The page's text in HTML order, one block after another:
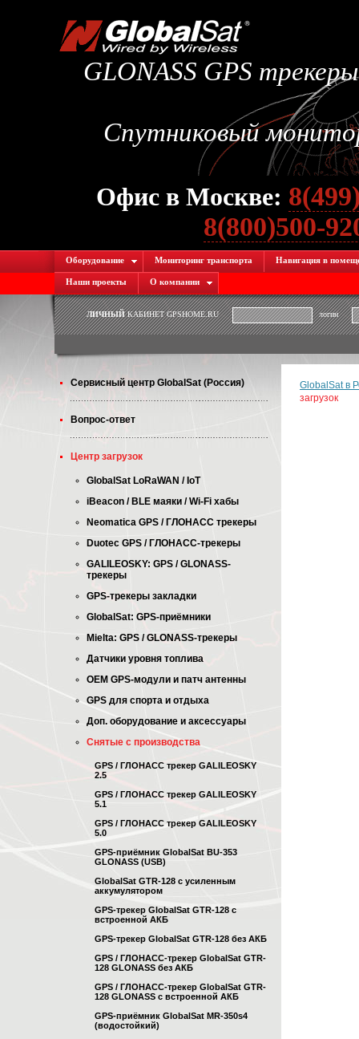
GLONASS GPS
Спутниковый
Офис в Москве:
8(800)500-
Оборудование Мониторинг транспорта Навигация в
Наши проекты О компании
ЛИЧНЫЙКАБИНЕТ GPSHOME.RU логин
Cервисный центр GlobalSat (Россия)
Вопрос-ответ
Центр загрузок
GlobalSat LoRaWAN / IoT
iBeacon / BLE маяки / Wi-Fi хабы
Neomatica GPS / ГЛОНАСС трекеры
Duotec GPS / ГЛОНАСС-трекеры
GALILEOSKY: GPS / GLONASS-
трекеры
GPS-трекеры закладки
GlobalSat: GPS-приёмники
Mielta: GPS / GLONASS-трекеры
Датчики уровня топлива
OEM GPS-модули и патч антенны
GPS для спорта и отдыха
Доп. оборудование и аксессуары
Снятые с производства
GPS / ГЛОНАСС трекер GALILEOSKY
2.5
GPS / ГЛОНАСС трекер GALILEOSKY
5.1
GPS / ГЛОНАСС трекер GALILEOSKY
5.0
GPS-приёмник GlobalSat BU-353
GLONASS (USB)
GlobalSat GTR-128 с усиленным
аккумулятором
GPS-трекер GlobalSat GTR-128 с
встроенной АКБ
GPS-трекер GlobalSat GTR-128 без АКБ
GPS / ГЛОНАСС-трекер GlobalSat GTR-
128 GLONASS без АКБ
GPS / ГЛОНАСС-трекер GlobalSat GTR-
128 GLONASS с встроенной АКБ
GPS-приёмник GlobalSat MR-350s4
(водостойкий)
GlobalSat в
загрузок